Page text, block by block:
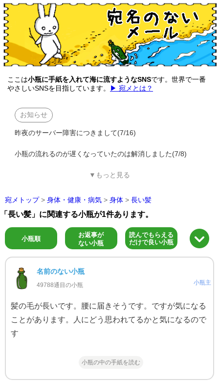
ここは小瓶に手紙を入れて海に流すようなSNSです。世界で一番
やさしいSNSを目指しています。
▶ 宛メとは？
お知らせ
昨夜のサーバー障害につきまして(7/16)
小瓶の流れるのが遅くなっていたのは解消しました(7/8)
▼もっと見る
宛メトップ > 身体・健康・病気 > 身体 > 長い髪
「長い髪」に関連する小瓶が1件あります。
小瓶順
お返事が
ない小瓶
読んでもらえる
だけで良い小瓶
名前のない小瓶
49788通目の小瓶 小瓶主
髪の毛が長いです。腰に届きそうです。ですが気になる
ことがあります。人にどう思われてるかと気になるので
す
小瓶の中の手紙を読む